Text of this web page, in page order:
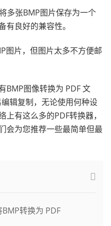
多张BMP图片保存为一个
有良好的兼容性。
图片，但图片太多不方便邮
BMP图像转换为 PDF 文
辑复制，无论使用何种设
有这么多的PDF转换器，
会为您推荐一些最简单但最
转换为 PDF